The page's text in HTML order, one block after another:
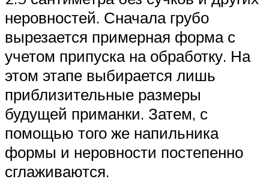
неровностей. Сначала грубо
вырезается примерная форма с
учетом припуска на обработку. На
этом этапе выбирается лишь
приблизительные размеры
будущей приманки. Затем, с
помощью того же напильника
формы и неровности постепенно
сглаживаются.